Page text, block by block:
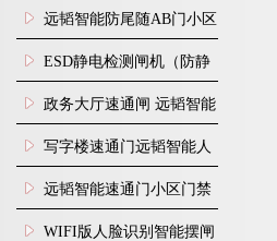
机
远韬智能防尾随AB门小区
门禁闸机安装
​ESD静电检测闸机（防静
电门禁通道系统）
政务大厅速通闸 远韬智能
防尾随静音速通门
写字楼速通门远韬智能人
脸识别快速通道闸
远韬智能速通门小区门禁
闸机食堂消费摆闸
WIFI版人脸识别智能摆闸